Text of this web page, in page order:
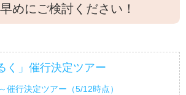
めにご検討ください！
く」催行決定ツアー
催行決定ツアー（5/12時点）